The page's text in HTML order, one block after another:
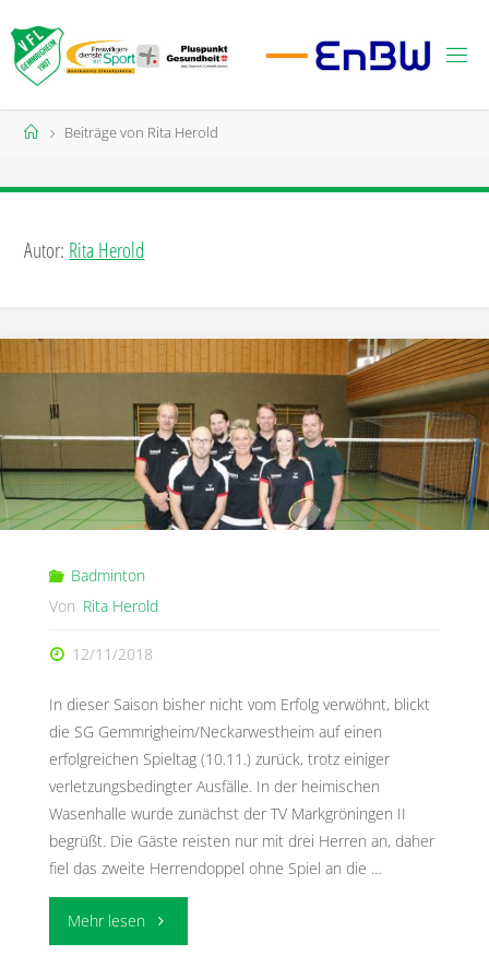
Inhalt
springen
StartBeiträge von Rita Herold
Autor: Rita Herold
Badminton
Von Rita Herold
12/11/2018
In dieser Saison bisher nicht vom Erfolg verwöhnt, blickt
die SG Gemmrigheim/Neckarwestheim auf einen
erfolgreichen Spieltag (10.11.) zurück, trotz einiger
verletzungsbedingter Ausfälle. In der heimischen
Wasenhalle wurde zunächst der TV Markgröningen II
begrüßt. Die Gäste reisten nur mit drei Herren an, daher
fiel das zweite Herrendoppel ohne Spiel an die …
Mehr lesen"Siegreicher